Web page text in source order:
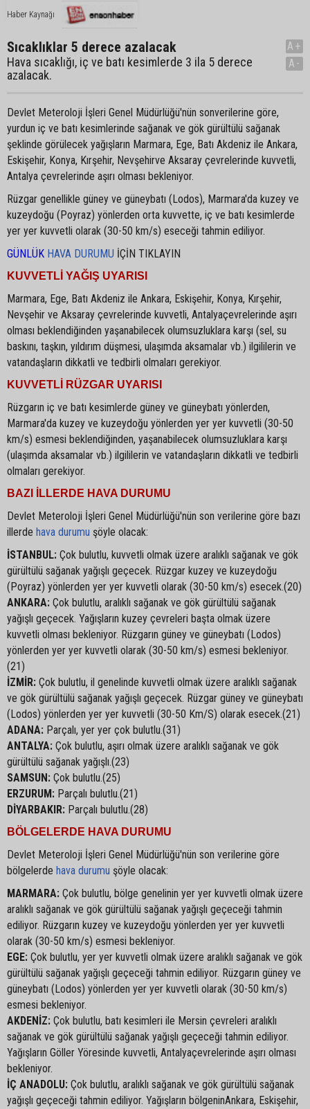
Haber Kaynağı
Sıcaklıklar 5 derece azalacak
Hava sıcaklığı, iç ve batı kesimlerde 3 ila 5 derece
azalacak.
A+
A-
Devlet Meteroloji İşleri Genel Müdürlüğü'nün sonverilerine göre,
yurdun iç ve batı kesimlerinde sağanak ve gök gürültülü sağanak
şeklinde görülecek yağışların Marmara, Ege, Batı Akdeniz ile Ankara,
Eskişehir, Konya, Kırşehir, Nevşehirve Aksaray çevrelerinde kuvvetli,
Antalya çevrelerinde aşırı olması bekleniyor.
Rüzgar genellikle güney ve güneybatı (Lodos), Marmara'da kuzey ve
kuzeydoğu (Poyraz) yönlerden orta kuvvette, iç ve batı kesimlerde
yer yer kuvvetli olarak (30-50 km/s) eseceği tahmin ediliyor.
GÜNLÜK HAVA DURUMU İÇİN TIKLAYIN
KUVVETLİ YAĞIŞ UYARISI
Marmara, Ege, Batı Akdeniz ile Ankara, Eskişehir, Konya, Kırşehir,
Nevşehir ve Aksaray çevrelerinde kuvvetli, Antalyaçevrelerinde aşırı
olması beklendiğinden yaşanabilecek olumsuzluklara karşı (sel, su
baskını, taşkın, yıldırım düşmesi, ulaşımda aksamalar vb.) ilgililerin ve
vatandaşların dikkatli ve tedbirli olmaları gerekiyor.
KUVVETLİ RÜZGAR UYARISI
Rüzgarın iç ve batı kesimlerde güney ve güneybatı yönlerden,
Marmara'da kuzey ve kuzeydoğu yönlerden yer yer kuvvetli (30-50
km/s) esmesi beklendiğinden, yaşanabilecek olumsuzluklara karşı
(ulaşımda aksamalar vb.) ilgililerin ve vatandaşların dikkatli ve tedbirli
olmaları gerekiyor.
BAZI İLLERDE HAVA DURUMU
Devlet Meteroloji İşleri Genel Müdürlüğü'nün son verilerine göre bazı
illerde hava durumu şöyle olacak:
İSTANBUL: Çok bulutlu, kuvvetli olmak üzere aralıklı sağanak ve gök
gürültülü sağanak yağışlı geçecek. Rüzgar kuzey ve kuzeydoğu
(Poyraz) yönlerden yer yer kuvvetli olarak (30-50 km/s) esecek.(20)
ANKARA: Çok bulutlu, aralıklı sağanak ve gök gürültülü sağanak
yağışlı geçecek. Yağışların kuzey çevreleri başta olmak üzere
kuvvetli olması bekleniyor. Rüzgarın güney ve güneybatı (Lodos)
yönlerden yer yer kuvvetli olarak (30-50 km/s) esmesi bekleniyor.
(21)
İZMİR: Çok bulutlu, il genelinde kuvvetli olmak üzere aralıklı sağanak
ve gök gürültülü sağanak yağışlı geçecek. Rüzgar güney ve güneybatı
(Lodos) yönlerden yer yer kuvvetli (30-50 Km/S) olarak esecek.(21)
ADANA: Parçalı, yer yer çok bulutlu.(31)
ANTALYA: Çok bulutlu, aşırı olmak üzere aralıklı sağanak ve gök
gürültülü sağanak yağışlı.(23)
SAMSUN: Çok bulutlu.(25)
ERZURUM: Parçalı bulutlu.(21)
DİYARBAKIR: Parçalı bulutlu.(28)
BÖLGELERDE HAVA DURUMU
Devlet Meteroloji İşleri Genel Müdürlüğü'nün son verilerine göre
bölgelerde hava durumu şöyle olacak:
MARMARA: Çok bulutlu, bölge genelinin yer yer kuvvetli olmak üzere
aralıklı sağanak ve gök gürültülü sağanak yağışlı geçeceği tahmin
ediliyor. Rüzgarın kuzey ve kuzeydoğu yönlerden yer yer kuvvetli
olarak (30-50 km/s) esmesi bekleniyor.
EGE: Çok bulutlu, yer yer kuvvetli olmak üzere aralıklı sağanak ve gök
gürültülü sağanak yağışlı geçeceği tahmin ediliyor. Rüzgarın güney ve
güneybatı (Lodos) yönlerden yer yer kuvvetli olarak (30-50 km/s)
esmesi bekleniyor.
AKDENİZ: Çok bulutlu, batı kesimleri ile Mersin çevreleri aralıklı
sağanak ve gök gürültülü sağanak yağışlı geçeceği tahmin ediliyor.
Yağışların Göller Yöresinde kuvvetli, Antalyaçevrelerinde aşırı olması
bekleniyor.
İÇ ANADOLU: Çok bulutlu, aralıklı sağanak ve gök gürültülü sağanak
yağışlı geçeceği tahmin ediliyor. Yağışların bölgeninAnkara, Eskişehir,